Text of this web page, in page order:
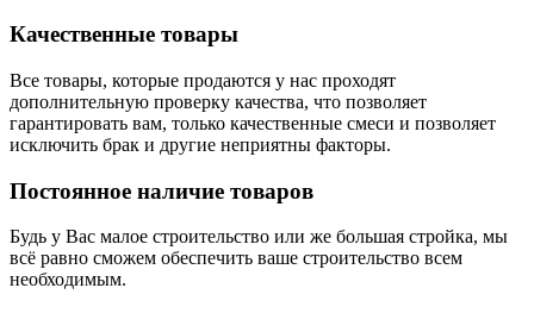
Качественные товары
Все товары, которые продаются у нас проходят
дополнительную проверку качества, что позволяет
гарантировать вам, только качественные смеси и позволяет
исключить брак и другие неприятны факторы.
Постоянное наличие товаров
Будь у Вас малое строительство или же большая стройка, мы
всё равно сможем обеспечить ваше строительство всем
необходимым.